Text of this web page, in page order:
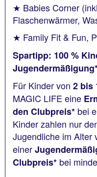
★ Babies Corner
Flaschenwärmer,
★ Family Fit & Fun,
Spartipp: 100 %
Für Kinder von 2 bis
MAGIC LIFE eine
den Clubpreis* bei
Kinder zahlen nur
Jugendliche im Alter
einer
Clubpreis* bei